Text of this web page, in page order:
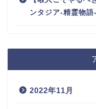
ンタジア-精霊物
2022年11月